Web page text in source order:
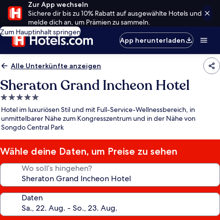
Zur App wechseln
Sichere dir bis zu 10% Rabatt auf ausgewählte Hotels und
melde dich an, um Prämien zu sammeln.
Zum Hauptinhalt springen
App herunterladen
Alle Unterkünfte anzeigen
Sheraton Grand Incheon Hotel
5.0-
Sterne-
Unterkunft
Hotel im luxuriösen Stil und mit Full-Service-Wellnessbereich, in
unmittelbarer Nähe zum Kongresszentrum und in der Nähe von
Songdo Central Park
Wähle deine Daten, um Preise zu sehen
Wo soll’s hingehen?
Daten